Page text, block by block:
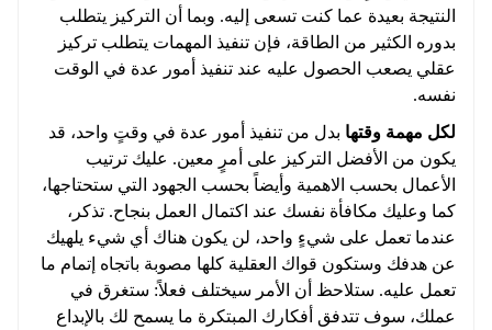
النتيجة بعيدة عما كنت تسعى إليه. وبما أن التركيز يتطلب
بدوره الكثير من الطاقة، فإن تنفيذ المهمات يتطلب تركيز
عقلي يصعب الحصول عليه عند تنفيذ أمور عدة في الوقت
نفسه.
لكل مهمة وقتها بدل من تنفيذ أمور عدة في وقتٍ واحد، قد
يكون من الأفضل التركيز على أمرٍ معين. عليك ترتيب
الأعمال بحسب الاهمية وأيضاً بحسب الجهود التي ستحتاجها،
كما وعليك مكافأة نفسك عند اكتمال العمل بنجاح. تذكر،
عندما تعمل على شيءٍ واحد، لن يكون هناك أي شيء يلهيك
عن هدفك وستكون قواك العقلية كلها مصوبة باتجاه إتمام ما
تعمل عليه. ستلاحظ أن الأمر سيختلف فعلاً: ستغرق في
عملك، سوف تتدفق أفكارك المبتكرة ما يسمح لك بالإبداع